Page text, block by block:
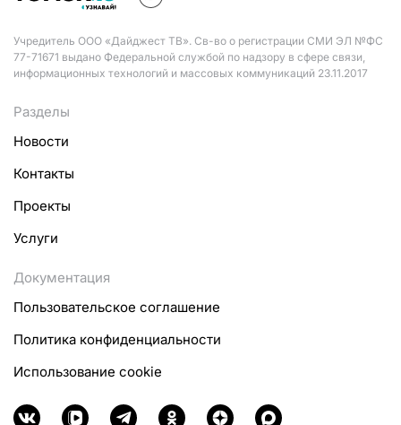
Учредитель ООО «Дайджест ТВ». Св-во о регистрации СМИ ЭЛ №ФС
77-71671 выдано Федеральной службой по надзору в сфере связи,
информационных технологий и массовых коммуникаций 23.11.2017
Разделы
Новости
Контакты
Проекты
Услуги
Документация
Пользовательское соглашение
Политика конфиденциальности
Использование cookie